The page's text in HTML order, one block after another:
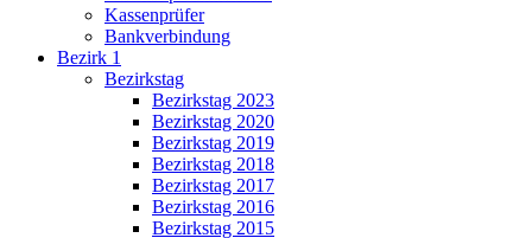
Kassenprüfer
Bankverbindung
Bezirk 1
Bezirkstag
Bezirkstag 2023
Bezirkstag 2020
Bezirkstag 2019
Bezirkstag 2018
Bezirkstag 2017
Bezirkstag 2016
Bezirkstag 2015